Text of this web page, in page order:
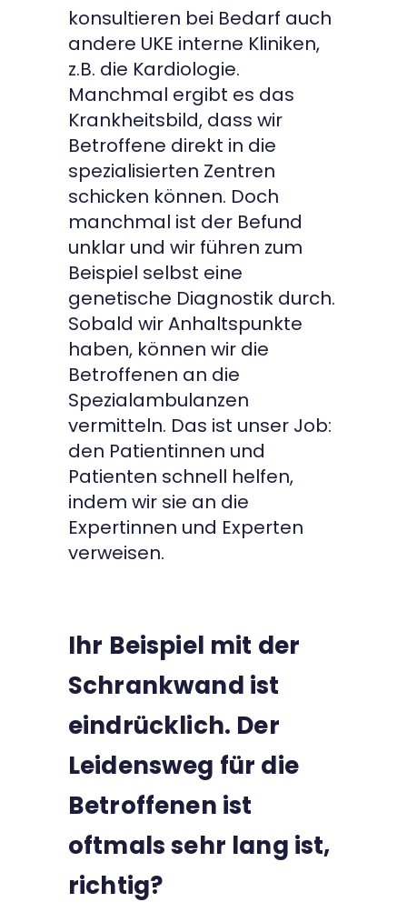
konsultieren bei Bedarf auch
andere UKE interne Kliniken,
z.B. die Kardiologie.
Manchmal ergibt es das
Krankheitsbild, dass wir
Betroffene direkt in die
spezialisierten Zentren
schicken können. Doch
manchmal ist der Befund
unklar und wir führen zum
Beispiel selbst eine
genetische Diagnostik durch.
Sobald wir Anhaltspunkte
haben, können wir die
Betroffenen an die
Spezialambulanzen
vermitteln. Das ist unser Job:
den Patientinnen und
Patienten schnell helfen,
indem wir sie an die
Expertinnen und Experten
verweisen.
Ihr Beispiel mit der
Schrankwand ist
eindrücklich. Der
Leidensweg für die
Betroffenen ist
oftmals sehr lang ist,
richtig?